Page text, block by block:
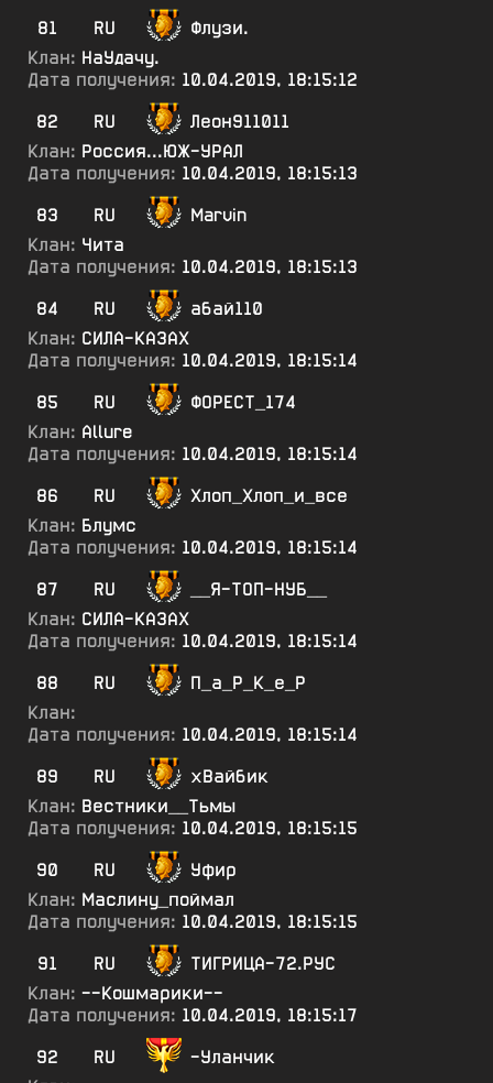
81
RU
Флузи.
Клан: НаУдачу.
Дата получения: 10.04.2019, 18:15:12
82
RU
Леон911011
Клан: Россия...ЮЖ-УРАЛ
Дата получения: 10.04.2019, 18:15:13
83
RU
Marvin
Клан: Чита
Дата получения: 10.04.2019, 18:15:13
84
RU
абай110
Клан: СИЛА-КАЗАХ
Дата получения: 10.04.2019, 18:15:14
85
RU
ФОРЕСТ_174
Клан: Allure
Дата получения: 10.04.2019, 18:15:14
86
RU
Хлоп_Хлоп_и_все
Клан: Блумс
Дата получения: 10.04.2019, 18:15:14
87
RU
__Я-ТОП-НУБ__
Клан: СИЛА-КАЗАХ
Дата получения: 10.04.2019, 18:15:14
88
RU
П_а_Р_К_е_Р
Клан:
Дата получения: 10.04.2019, 18:15:14
89
RU
хВайбик
Клан: Вестники__Тьмы
Дата получения: 10.04.2019, 18:15:15
90
RU
Уфир
Клан: Маслину_поймал
Дата получения: 10.04.2019, 18:15:15
91
RU
ТИГРИЦА-72.РУС
Клан: --Кошмарики--
Дата получения: 10.04.2019, 18:15:17
92
RU
-Уланчик